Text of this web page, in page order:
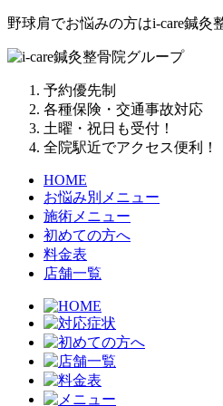
野球肩でお悩みの方はi-care鍼
予約優先制
各種保険・交通事故対応
土曜・祝日も受付！
全院駅近でアクセス便利！
HOME
お悩み別メニュー
施術メニュー
初めての方へ
料金表
店舗一覧